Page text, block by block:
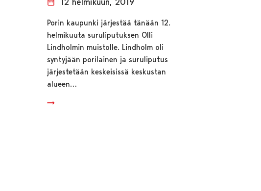
Porin kaupunki järjestää tänään 12.
helmikuuta suruliputuksen Olli
Lindholmin muistolle. Lindholm oli
syntyjään porilainen ja suruliputus
järjestetään keskeisissä keskustan
alueen…